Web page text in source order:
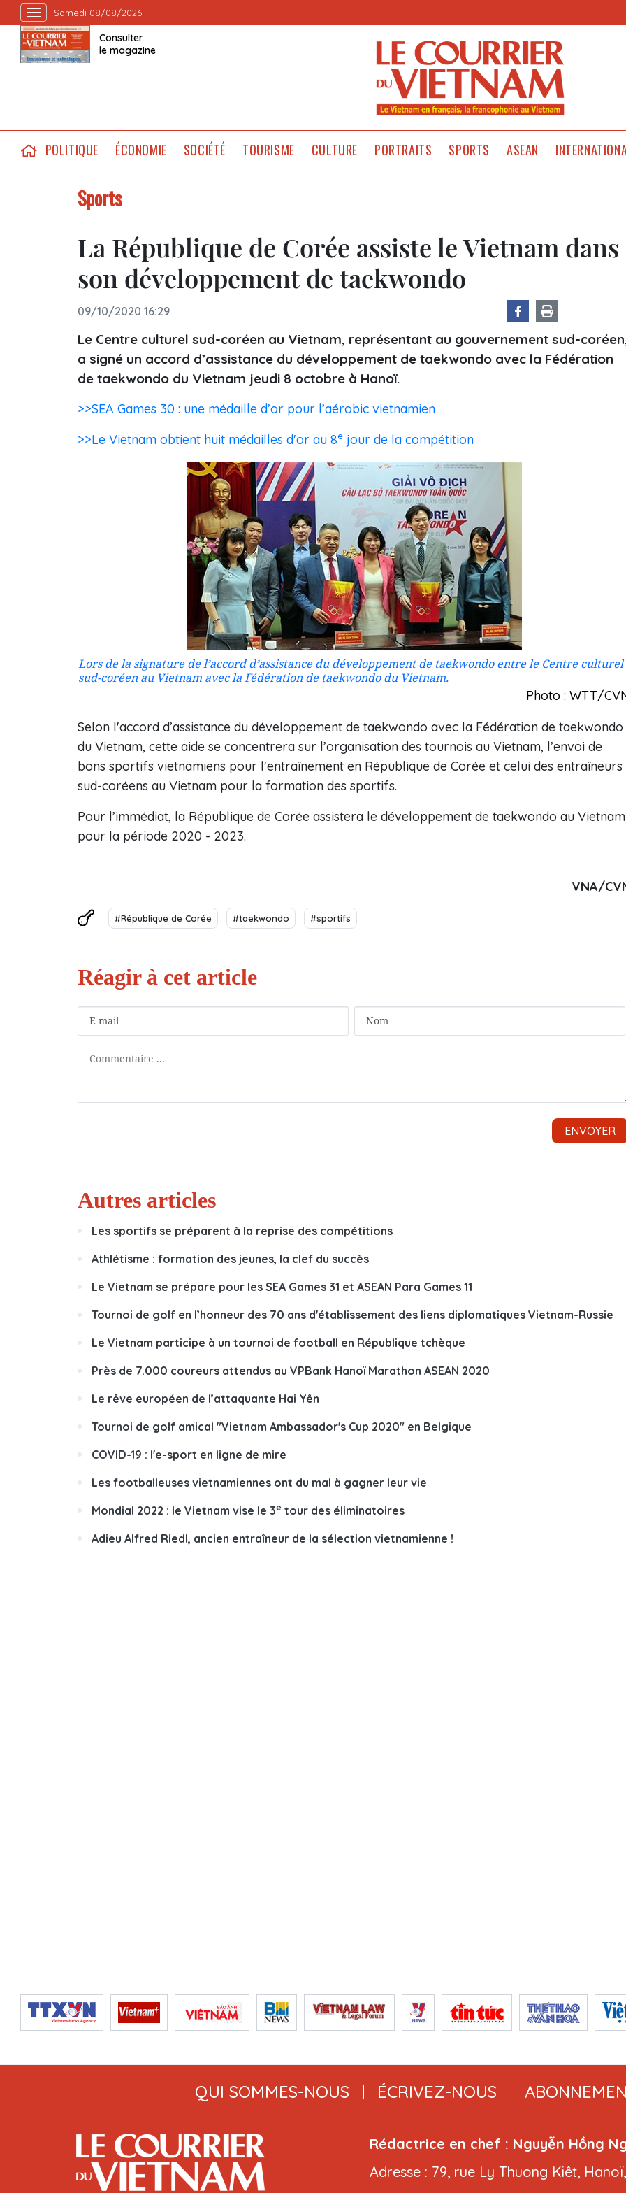
Samedi 08/08/2026
Consulter
le magazine
POLITIQUE ÉCONOMIE SOCIÉTÉ TOURISME CULTURE PORTRAITS SPORTS ASEAN
Sports
La République de Corée assiste le Vietnam dans
son développement de taekwondo
09/10/2020 16:29
Le Centre culturel sud-coréen au Vietnam, représentant au gouvernement sud-
a signé un accord d’assistance du développement de taekwondo avec la Fédération
de taekwondo du Vietnam jeudi 8 octobre à Hanoï.
>>SEA Games 30 : une médaille d’or pour l’aérobic vietnamien
>>Le Vietnam obtient huit médailles d'or au 8e jour de la compétition
Lors de la signature de l’accord d’assistance du développement de taekwondo entre le Centre culturel
sud-coréen au Vietnam avec la Fédération de taekwondo du Vietnam.
Photo : WTT/
Selon l'accord d’assistance du développement de taekwondo avec la Fédération de taekwondo
du Vietnam, cette aide se concentrera sur l’organisation des tournois au Vietnam, l’envoi de
bons sportifs vietnamiens pour l'entraînement en République de Corée et celui des entraîneurs
sud-coréens au Vietnam pour la formation des sportifs.
Pour l’immédiat, la République de Corée assistera le développement de taekwondo au Vietnam
pour la période 2020 - 2023.
VNA/
#République de Corée #taekwondo #sportifs
Autres articles
Les sportifs se préparent à la reprise des compétitions
Athlétisme : formation des jeunes, la clef du succès
Le Vietnam se prépare pour les SEA Games 31 et ASEAN Para Games 11
Tournoi de golf en l’honneur des 70 ans d'établissement des liens diplomatiques Vietnam-Russie
Le Vietnam participe à un tournoi de football en République tchèque
Près de 7.000 coureurs attendus au VPBank Hanoï Marathon ASEAN 2020
Le rêve européen de l’attaquante Hai Yên
Tournoi de golf amical "Vietnam Ambassador's Cup 2020" en Belgique
COVID-19 : l'e-sport en ligne de mire
Les footballeuses vietnamiennes ont du mal à gagner leur vie
Mondial 2022 : le Vietnam vise le 3e tour des éliminatoires
Adieu Alfred Riedl, ancien entraîneur de la sélection vietnamienne !
QUI SOMMES-NOUS ÉCRIVEZ-NOUS
Rédactrice en chef : Nguyễn Hồng
Adresse : 79, rue Ly Thuong Kiêt,